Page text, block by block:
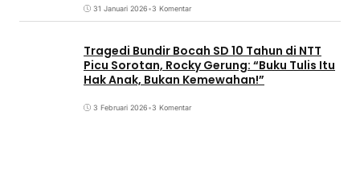
31 Januari 2026•3 Komentar
Tragedi Bundir Bocah SD 10 Tahun di NTT
Picu Sorotan, Rocky Gerung: “Buku Tulis Itu
Hak Anak, Bukan Kemewahan!”
3 Februari 2026•3 Komentar